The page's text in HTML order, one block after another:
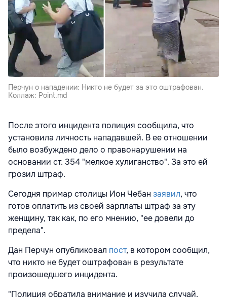
Перчун о нападении: Никто не будет за это оштрафован.
Коллаж: Point.md
После этого инцидента полиция сообщила, что
установила личность нападавшей. В ее отношении
было возбуждено дело о правонарушении на
основании ст. 354 "мелкое хулиганство". За это ей
грозил штраф.
Сегодня примар столицы Ион Чебан заявил, что
готов оплатить из своей зарплаты штраф за эту
женщину, так как, по его мнению, "ее довели до
предела".
Дан Перчун опубликовал пост, в котором сообщил,
что никто не будет оштрафован в результате
произошедшего инцидента.
"Полиция обратила внимание и изучила случай.